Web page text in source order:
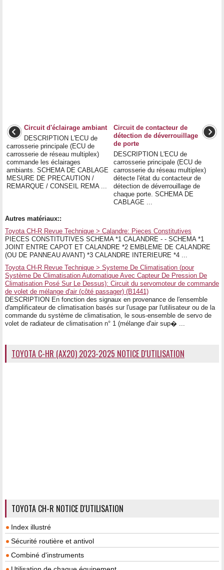
Circuit d'éclairage ambiant
DESCRIPTION L'ECU de
carrosserie principale (ECU de
carrosserie de réseau multiplex)
commande les éclairages
ambiants. SCHEMA DE CABLAGE
MESURE DE PRECAUTION /
REMARQUE / CONSEIL REMA ...
Circuit de contacteur de
détection de déverrouillage
de porte
DESCRIPTION L'ECU de
carrosserie principale (ECU de
carrosserie du réseau multiplex)
détecte l'état du contacteur de
détection de déverrouillage de
chaque porte. SCHEMA DE
CABLAGE ...
Autres matériaux::
Toyota CH-R Revue Technique > Calandre: Pieces Constitutives
PIECES CONSTITUTIVES SCHEMA *1 CALANDRE - - SCHEMA *1
JOINT ENTRE CAPOT ET CALANDRE *2 EMBLEME DE CALANDRE
(OU DE PANNEAU AVANT) *3 CALANDRE INTERIEURE *4 ...
Toyota CH-R Revue Technique > Systeme De Climatisation (pour
Système De Climatisation Automatique Avec Capteur De Pression De
Climatisation Posé Sur Le Dessus): Circuit du servomoteur de commande
de volet de mélange d'air (côté passager) (B1441)
DESCRIPTION En fonction des signaux en provenance de l'ensemble
d'amplificateur de climatisation basés sur l'usage par l'utilisateur ou de la
commande du système de climatisation, le sous-ensemble de servo de
volet de radiateur de climatisation n° 1 (mélange d'air sup� ...
TOYOTA C-HR (AX20) 2023-2025 NOTICE D'UTILISATION
TOYOTA CH-R NOTICE D'UTILISATION
Index illustré
Sécurité routière et antivol
Combiné d'instruments